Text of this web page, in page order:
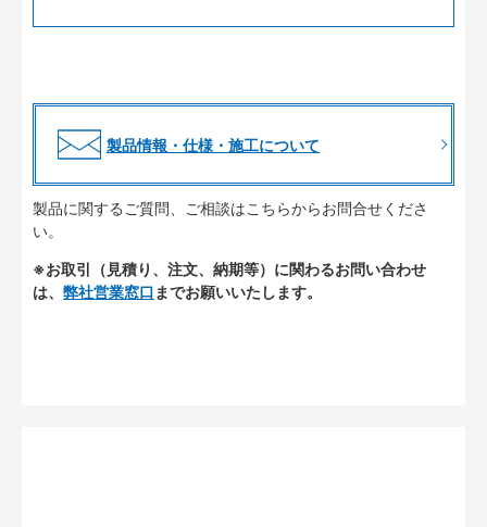
製品情報・仕様・施工について
製品に関するご質問、ご相談はこちらからお問合せくださ
い。
※お取引（見積り、注文、納期等）に関わるお問い合わせ
は、 弊社営業窓口 までお願いいたします。